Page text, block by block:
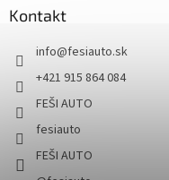
Kontakt
info@fesiauto.sk
+421 915 864 084
FEŠI AUTO
fesiauto
FEŠI AUTO